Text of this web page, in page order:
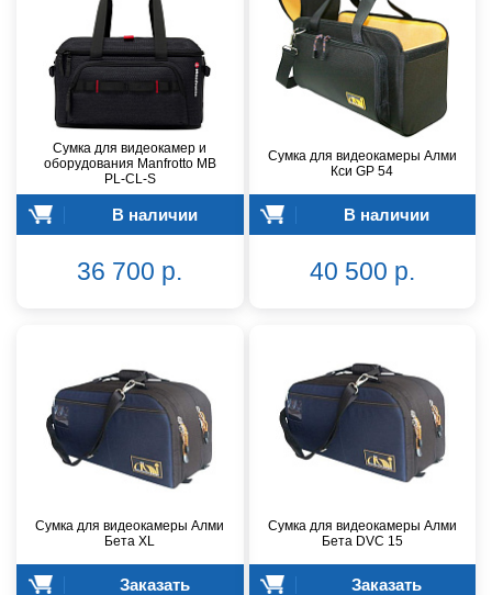
Сумка для видеокамер и
оборудования Manfrotto MB
PL-CL-S
В наличии
36 700 р.
Сумка для видеокамеры Алми
Кси GP 54
В наличии
40 500 р.
Сумка для видеокамеры Алми
Бета XL
Заказать
Сумка для видеокамеры Алми
Бета DVC 15
Заказать